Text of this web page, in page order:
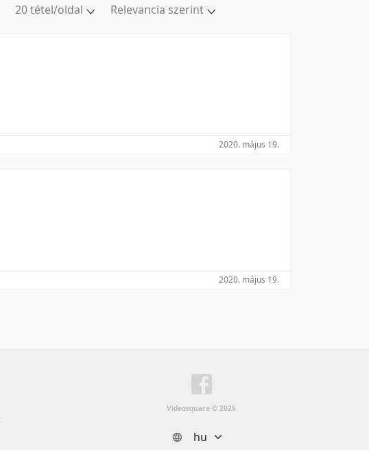
Relevancia szerint
20 tétel/oldal
2020. május 19.
2020. május 19.
Videosquare © 2026